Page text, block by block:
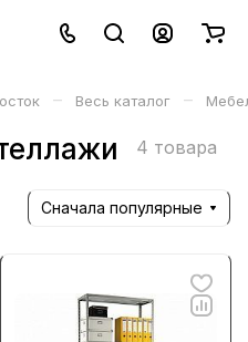
– Весь каталог –
4 товара
Сначала популярные